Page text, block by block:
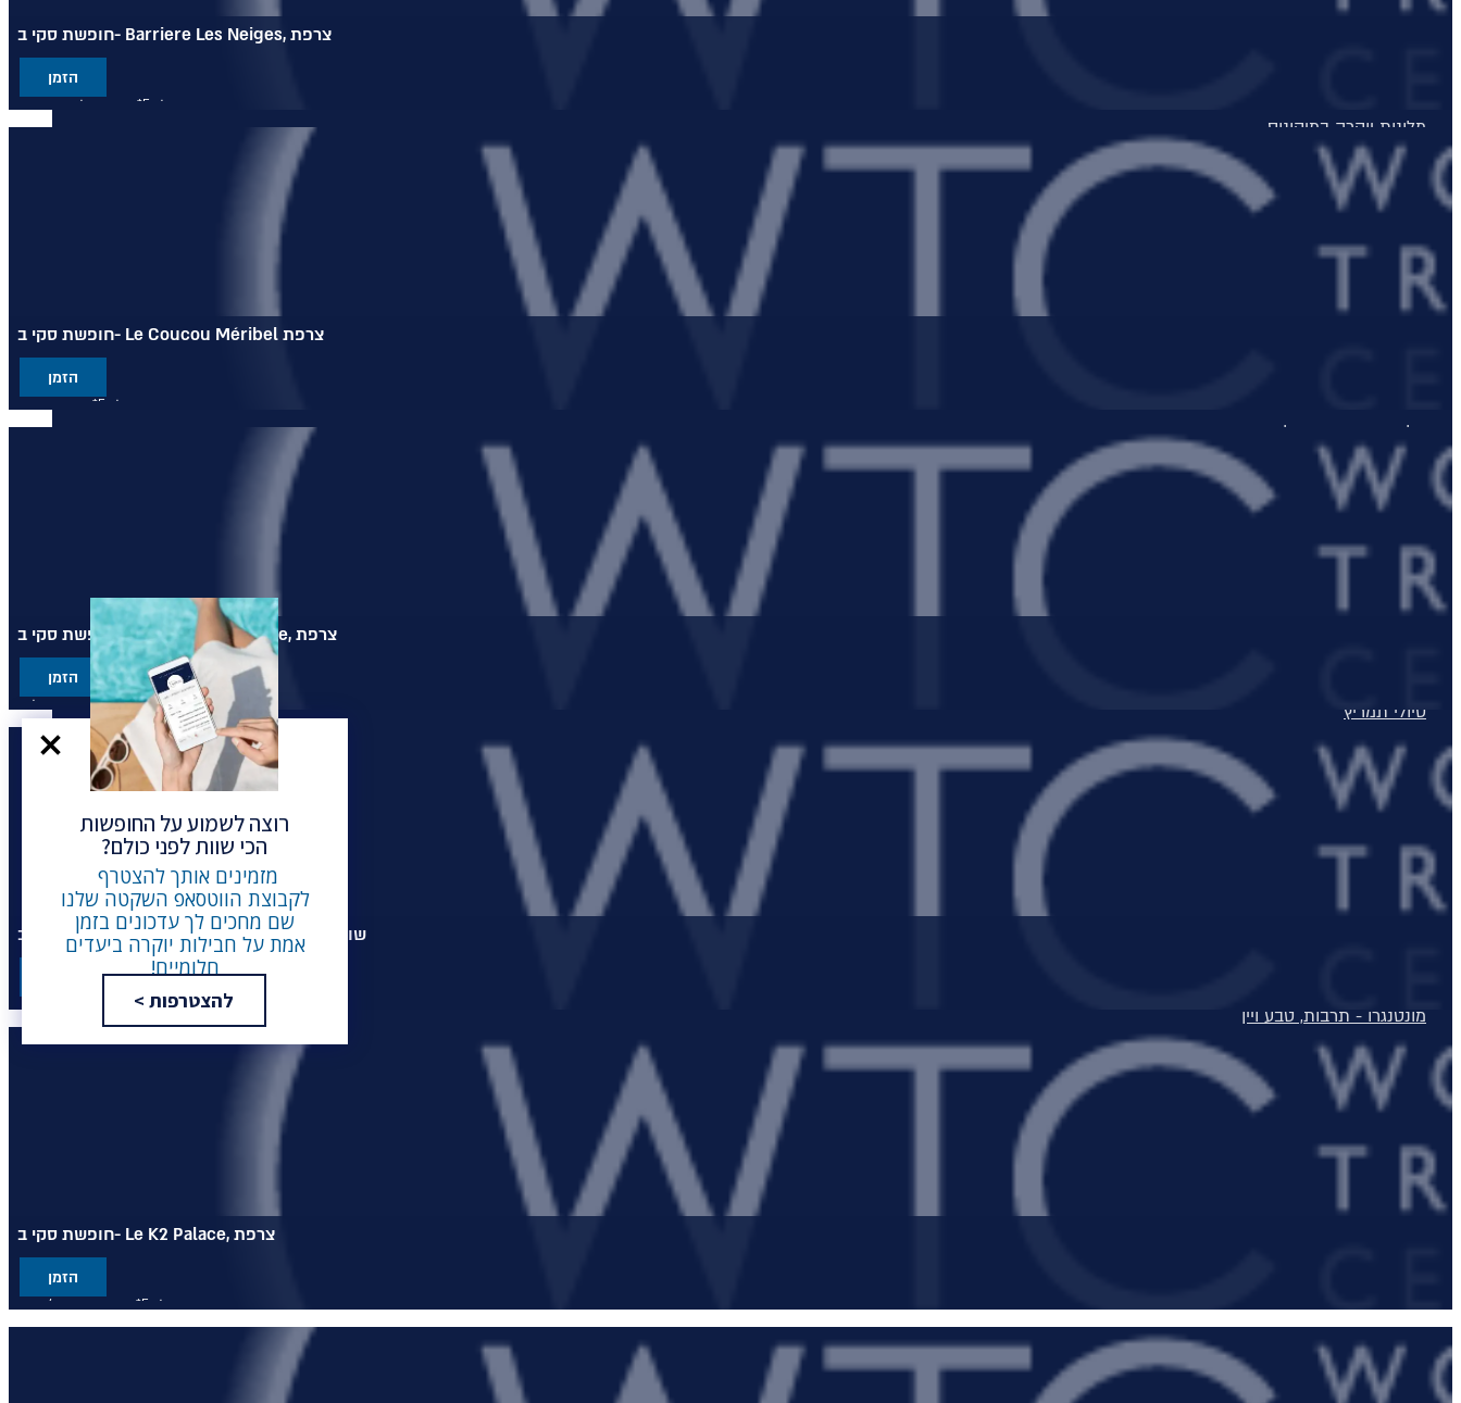
מלונות יוקרה באתונה
מלונות יוקרה במיקונוס
מלונות יוקרה בסנטוריני
מלונות יוקרה בחלקידיקי
מלונות יוקרה ברודוס
מלונות יוקרה בריביירה של אתונה
מלונות יוקרה ביוון היבשתית
מלונות יוקרה בתאילנד
מלונות יוקרה בסיישל
מלונות יוקרה בדובאי
מלונות יוקרה באיטליה
מלונות יוקרה בלונדון
טיולי תמריץ
שייט יוקרתי על נהר הריין
התענוגות של רומא וטוסקנה עם חיים קוזניץ
טיול בדרום איטליה וברומא עם חיים קוזניץ
טיול מאורגן לדולומיטים
מונטנגרו - תרבות, טבע ויין
טיול מאורגן לדובאי - 5 ימים
טיול לסלוניקי וצפון יוון
הטיול המקיף לסיציליה
בלוג
חופשת סקי ב- Barriere Les Neiges, צרפת
הזמן
מלון 5* בסגנון אלגנטי ויוקרתי
מציע גישה ישירה למסלולי הסקי
חופשת סקי ב- Le Coucou Méribel צרפת
הזמן
מלון 5* קסום ויוקרתי
חופשת סקי ב- Pashmina Le Refuge, צרפת
הזמן
מלון 5* יוקרתי וחלומי
מציע גישה ישירה למדרונות הסקי
ממוקם בעיירה ואל טורנס בצרפת
חופשת סקי ב- CERVO Mountain Resort, שוויץ
מלון 5* יוקרתי בעיירה צרמט בשוויץ
מציע גישה ישירה למדרונות הסקי
מזמין את אורחיו להתחבר לטבע העוצמתי שסביבם
חופשת סקי ב- Le K2 Palace, צרפת
הזמן
מלון 5* יוקרתי, סקי אין/אאוט
מעוצב בהשראת האסתטיקה הטיבטית
רוצה לשמוע על החופשות
הכי שוות לפני כולם?
מזמינים אותך להצטרף
לקבוצת הווטסאפ השקטה שלנו
שם מחכים לך עדכונים בזמן
אמת על חבילות יוקרה ביעדים
חלומיים!
להצטרפות >